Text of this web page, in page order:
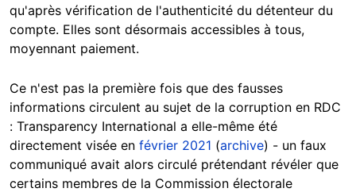
qu'après vérification de l'authenticité du détenteur du
compte. Elles sont désormais accessibles à tous,
moyennant paiement.
Ce n'est pas la première fois que des fausses
informations circulent au sujet de la corruption en RDC
: Transparency International a elle-même été
directement visée en février 2021 (archive) - un faux
communiqué avait alors circulé prétendant révéler que
certains membres de la Commission électorale